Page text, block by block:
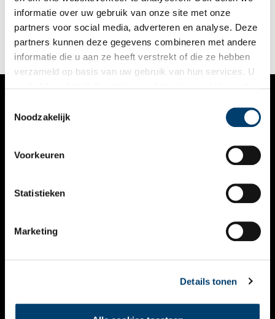
informatie over uw gebruik van onze site met onze
partners voor social media, adverteren en analyse. Deze
partners kunnen deze gegevens combineren met andere
informatie die u aan ze heeft verstrekt of die ze hebben
verzameld op basis van uw gebruik van hun services. U
Noodzakelijk
Voorkeuren
Statistieken
Marketing
Details tonen
stoomden in 1839 de eerste treinen in ons land. Tuinders uit
Sloten bezorgden Amsterdammers hun verse groenten. Door
Sloten liepen pelgrims over de ‘heilige weg’, vanwege het
Mirakel. De keizer kwam in 1489 in dit dorp. Op naar dit
onbekende Sloten!
VERHALEN
KALENDER
THEMA’S
VIDEO’S
CONTACT